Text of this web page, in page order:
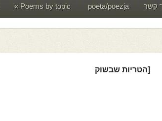
קשר poeta/poezja
Poems by topic
»
[הטריות שבשוק